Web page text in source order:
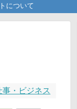
について
事・ビジネス